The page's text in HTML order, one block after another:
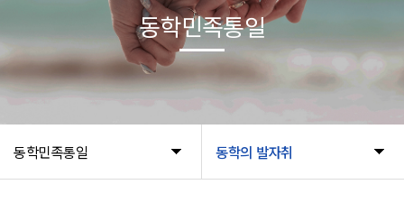
동학민족통일 동학의 발자취
동학민족통일